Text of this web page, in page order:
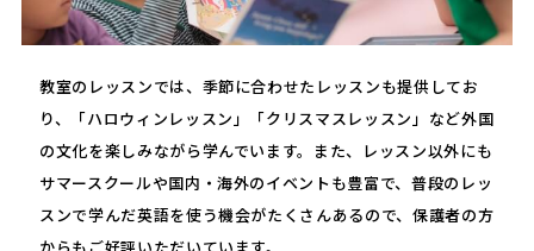
教室のレッスンでは、季節に合わせたレッスンも提供してお
り、「ハロウィンレッスン」「クリスマスレッスン」など外国
の文化を楽しみながら学んでいます。また、レッスン以外にも
サマースクールや国内・海外のイベントも豊富で、普段のレッ
スンで学んだ英語を使う機会がたくさんあるので、保護者の方